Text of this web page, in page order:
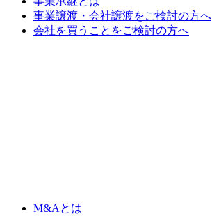
事業譲渡・会社譲渡をご検討の方へ
会社を買うことをご検討の方へ
M&Aとは